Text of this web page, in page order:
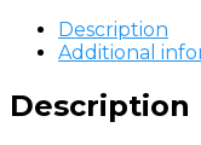
Description
Additional
Description